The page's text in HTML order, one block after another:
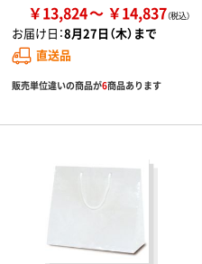
￥13,824 ￥14,837
お届け日：8月27日（木）まで
直送品
販売単位違いの商品が6商品あります